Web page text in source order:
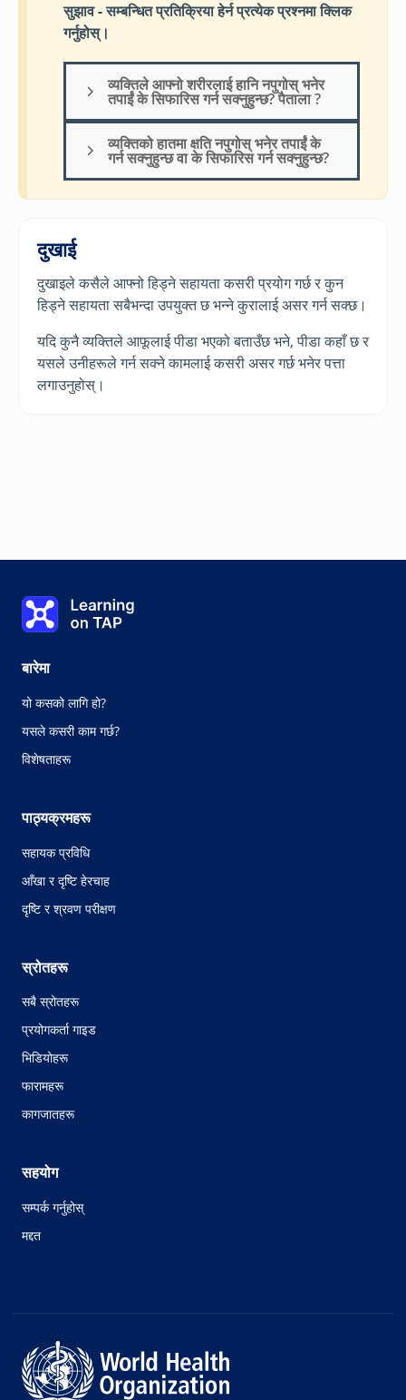
सुझाव - सम्बन्धित प्रतिक्रिया हेर्न प्रत्येक प्रश्नमा क्लिक
गर्नुहोस्।
व्यक्तिले आफ्नो शरीरलाई हानि नपुगोस् भनेर
तपाईं के सिफारिस गर्न सक्नुहुन्छ? पैताला ?
व्यक्तिको हातमा क्षति नपुगोस् भनेर तपाईं के
गर्न सक्नुहुन्छ वा के सिफारिस गर्न सक्नुहुन्छ?
दुखाई
दुखाइले कसैले आफ्नो हिड्ने सहायता कसरी प्रयोग गर्छ र कुन
हिड्ने सहायता सबैभन्दा उपयुक्त छ भन्ने कुरालाई असर गर्न सक्छ।
यदि कुनै व्यक्तिले आफूलाई पीडा भएको बताउँछ भने, पीडा कहाँ छ र
यसले उनीहरूले गर्न सक्ने कामलाई कसरी असर गर्छ भनेर पत्ता
लगाउनुहोस्।
0%
पाठ:0 को 0
Learning on TAP - घर
बारेमा
यो कसको लागि हो?
यसले कसरी काम गर्छ?
विशेषताहरू
पाठ्यक्रमहरू
सहायक प्रविधि
आँखा र दृष्टि हेरचाह
दृष्टि र श्रवण परीक्षण
स्रोतहरू
सबै स्रोतहरू
प्रयोगकर्ता गाइड
भिडियोहरू
फारामहरू
कागजातहरू
सहयोग
सम्पर्क गर्नुहोस्
मद्दत